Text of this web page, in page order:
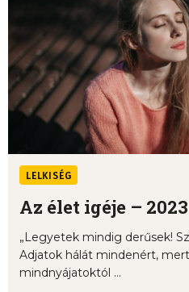
LELKISÉG
Az élet igéje –
„Legyetek mindig derűsek!
Adjatok hálát mindenért,
mindnyájatoktól ...